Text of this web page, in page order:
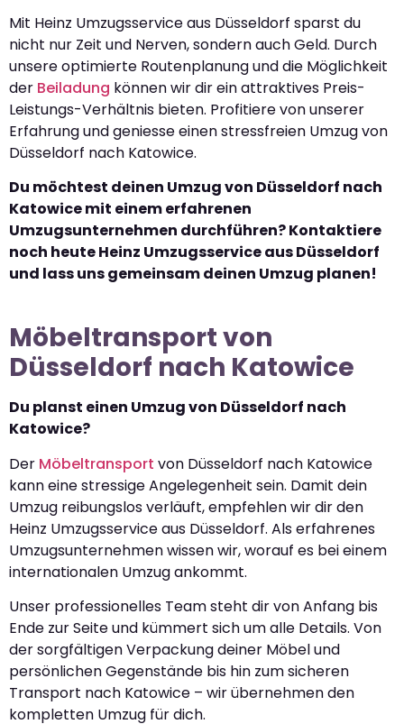
Mit Heinz Umzugsservice aus Düsseldorf sparst du
nicht nur Zeit und Nerven, sondern auch Geld. Durch
unsere optimierte Routenplanung und die Möglichkeit
der Beiladung können wir dir ein attraktives Preis-
Leistungs-Verhältnis bieten. Profitiere von unserer
Erfahrung und geniesse einen stressfreien Umzug von
Düsseldorf nach Katowice.
Du möchtest deinen Umzug von Düsseldorf nach
Katowice mit einem erfahrenen
Umzugsunternehmen durchführen? Kontaktiere
noch heute Heinz Umzugsservice aus Düsseldorf
und lass uns gemeinsam deinen Umzug planen!
Möbeltransport von
Düsseldorf nach Katowice
Du planst einen Umzug von Düsseldorf nach
Katowice?
Der Möbeltransport von Düsseldorf nach Katowice
kann eine stressige Angelegenheit sein. Damit dein
Umzug reibungslos verläuft, empfehlen wir dir den
Heinz Umzugsservice aus Düsseldorf. Als erfahrenes
Umzugsunternehmen wissen wir, worauf es bei einem
internationalen Umzug ankommt.
Unser professionelles Team steht dir von Anfang bis
Ende zur Seite und kümmert sich um alle Details. Von
der sorgfältigen Verpackung deiner Möbel und
persönlichen Gegenstände bis hin zum sicheren
Transport nach Katowice – wir übernehmen den
kompletten Umzug für dich.